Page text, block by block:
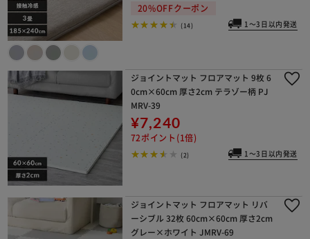
20%OFFクーポン
(14) 1～3日以内発送
ジョイントマット フロアマット 9枚 6
0cm×60cm 厚さ2cm テラゾー柄 PJ
MRV-39
¥7,240
72ポイント(1倍)
(2) 1～3日以内発送
ジョイントマット フロアマット リバ
ーシブル 32枚 60cm×60cm 厚さ2cm
グレー×ホワイト JMRV-69